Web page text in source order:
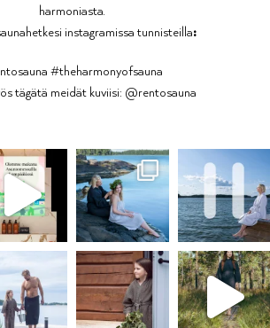
harmoniasta.
instagramissa tunnisteilla:
#theharmonyofsauna
tägätä meidät kuviisi: @rentosauna